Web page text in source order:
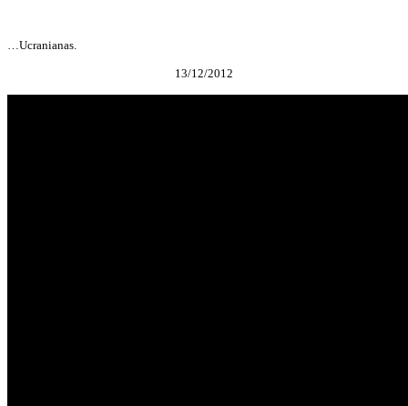
…Ucranianas.
13/12/2012